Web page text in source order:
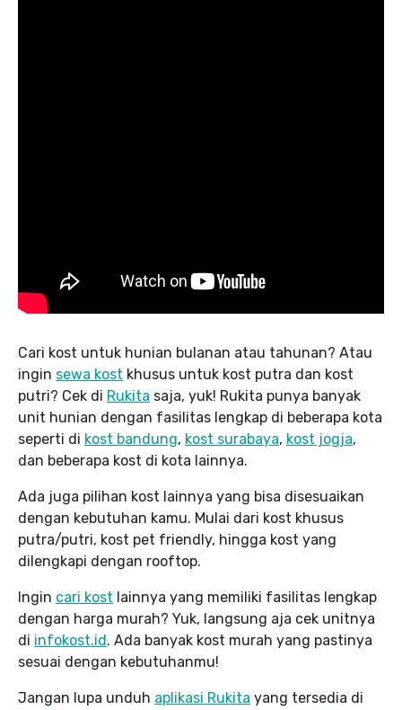
Cari kost untuk hunian bulanan atau tahunan? Atau
ingin sewa kost khusus untuk kost putra dan kost
putri? Cek di Rukita saja, yuk! Rukita punya banyak
unit hunian dengan fasilitas lengkap di beberapa kota
seperti di kost bandung, kost surabaya, kost jogja,
dan beberapa kost di kota lainnya.
Ada juga pilihan kost lainnya yang bisa disesuaikan
dengan kebutuhan kamu. Mulai dari kost khusus
putra/putri, kost pet friendly, hingga kost yang
dilengkapi dengan rooftop.
Ingin cari kost lainnya yang memiliki fasilitas lengkap
dengan harga murah? Yuk, langsung aja cek unitnya
di infokost.id. Ada banyak kost murah yang pastinya
sesuai dengan kebutuhanmu!
Jangan lupa unduh aplikasi Rukita yang tersedia di